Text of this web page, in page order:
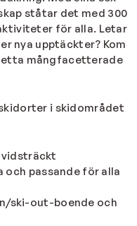
ståtar det med 300
för alla. Letar
nya upptäckter? Kom
mångfacetterade
i skidområdet
vidsträckt
och passande för alla
ski-out-boende och